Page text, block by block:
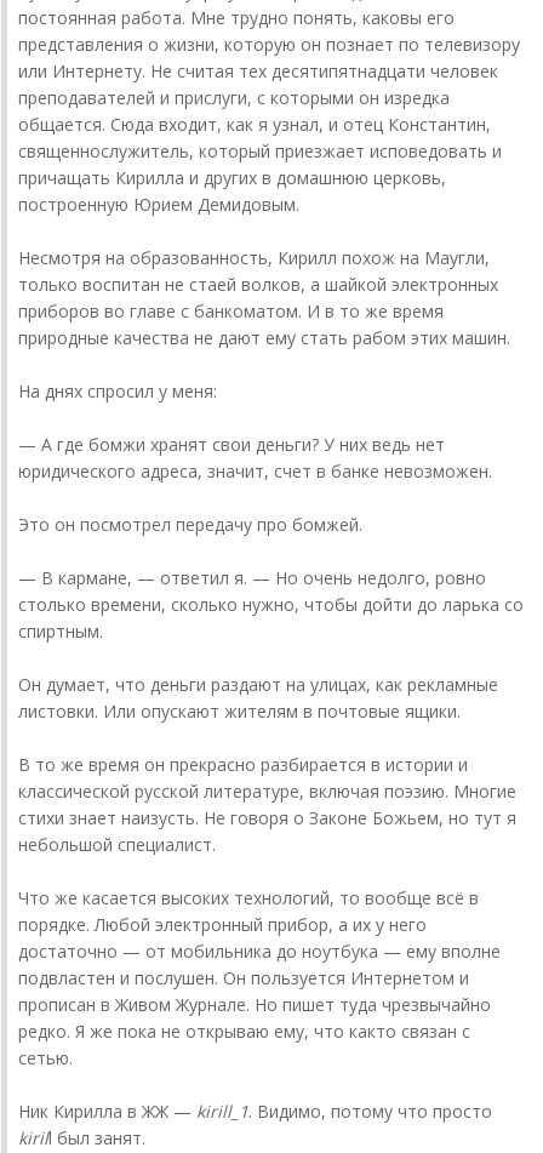
постоянная работа. Мне трудно понять, каковы его
представления о жизни, которую он познает по телевизору
или Интернету. Не считая тех десяти­пятнадцати человек
преподавателей и прислуги, с которыми он изредка
общается. Сюда входит, как я узнал, и отец Константин,
священнослужитель, который приезжает исповедовать и
причащать Кирилла и других в домашнюю церковь,
построенную Юрием Демидовым.
Несмотря на образованность, Кирилл похож на Маугли,
только воспитан не стаей волков, а шайкой электронных
приборов во главе с банкоматом. И в то же время
природные качества не дают ему стать рабом этих машин.
На днях спросил у меня:
— А где бомжи хранят свои деньги? У них ведь нет
юридического адреса, значит, счет в банке невозможен.
Это он посмотрел передачу про бомжей.
— В кармане, — ответил я. — Но очень недолго, ровно
столько времени, сколько нужно, чтобы дойти до ларька со
спиртным.
Он думает, что деньги раздают на улицах, как рекламные
листовки. Или опускают жителям в почтовые ящики.
В то же время он прекрасно разбирается в истории и
классической русской литературе, включая поэзию. Многие
стихи знает наизусть. Не говоря о Законе Божьем, но тут я
небольшой специалист.
Что же касается высоких технологий, то вообще всё в
порядке. Любой электронный прибор, а их у него
достаточно — от мобильника до ноутбука — ему вполне
подвластен и послушен. Он пользуется Интернетом и
прописан в Живом Журнале. Но пишет туда чрезвычайно
редко. Я же пока не открываю ему, что как­то связан с
сетью.
Ник Кирилла в ЖЖ — kirill_1. Видимо, потому что просто
kirill был занят.